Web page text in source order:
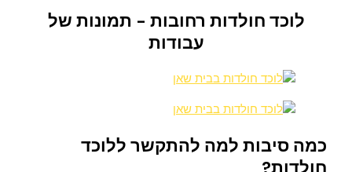
לוכד חולדות רחובות - תמונות של
עבודות
כמה סיבות למה להתקשר ללוכד